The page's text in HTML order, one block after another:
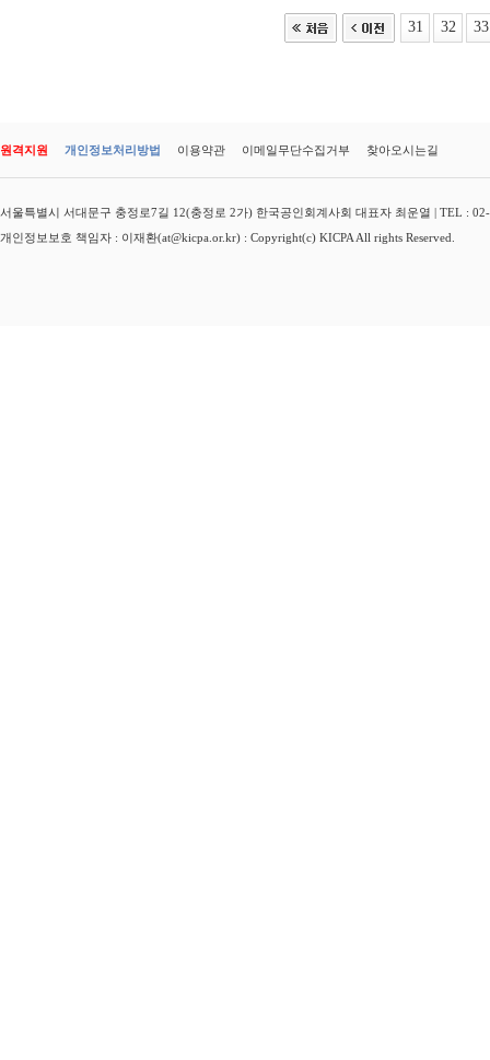
31 32 33
원격지원 개인정보처리방법 이용약관 이메일무단수집거부 찾아오시는길
서울특별시 서대문구 충정로7길 12(충정로 2가) 한국공인회계사회 대표자 최운열 | TEL :
개인정보보호 책임자 : 이재환(at@kicpa.or.kr) : Copyright(c) KICPA All rights Reserved.